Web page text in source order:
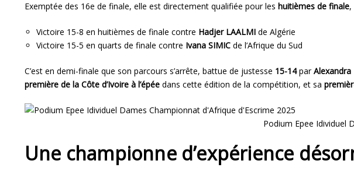
Exemptée des 16e de finale, elle est directement qualifiée pour les huitièmes de finale,
Victoire 15-8 en huitièmes de finale contre Hadjer LAALMI de Algérie
Victoire 15-5 en quarts de finale contre Ivana SIMIC de l’Afrique du Sud
C’est en demi-finale que son parcours s’arrête, battue de justesse 15-14parAlexandra
première de la Côte d’Ivoire à l’épée dans cette édition de la compétition, et sa
Podium Epee Idividuel
Une championne d’expérience